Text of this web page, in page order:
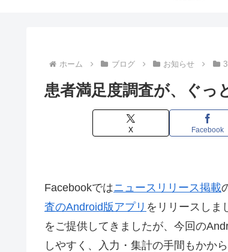
ホーム ブログ お知らせ
患者満足度調査が、ぐっ
X Facebook
Facebookではニュースリリース掲載
査のAndroid版アプリ をリリースしま
をご提供してきましたが、今回の
しやすく、入力・集計の手間もかか